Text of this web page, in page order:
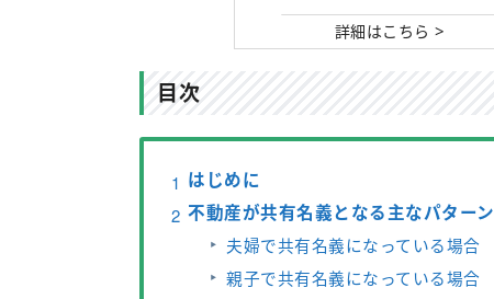
詳細はこちら >
目次
はじめに
不動産が共有名義となる主なパターン
夫婦で共有名義になっている場合
親子で共有名義になっている場合